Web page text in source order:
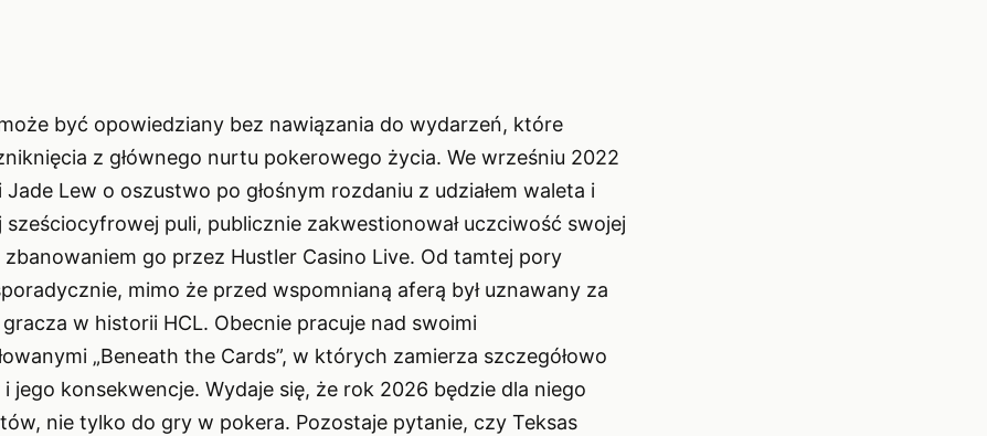
być opowiedziany bez nawiązania do wydarzeń, które
z głównego nurtu pokerowego życia. We wrześniu 2022
Jade Lew o oszustwo po głośnym rozdaniu z udziałem waleta i
puli, publicznie zakwestionował uczciwość swojej
go przez Hustler Casino Live. Od tamtej pory
mimo że przed wspomnianą aferą był uznawany za
w historii HCL. Obecnie pracuje nad swoimi
„Beneath the Cards”, w których zamierza szczegółowo
jego konsekwencje. Wydaje się, że rok 2026 będzie dla niego
nie tylko do gry w pokera. Pozostaje pytanie, czy Teksas